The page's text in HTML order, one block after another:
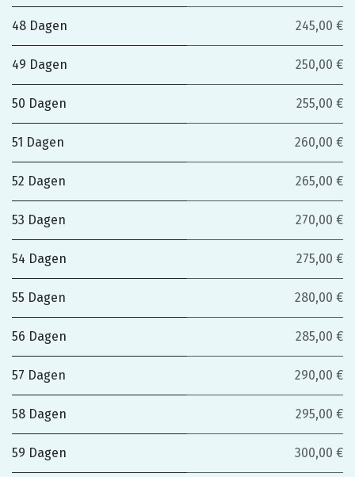
48 Dagen 245,00 €
49 Dagen 250,00 €
50 Dagen 255,00 €
51 Dagen 260,00 €
52 Dagen 265,00 €
53 Dagen 270,00 €
54 Dagen 275,00 €
55 Dagen 280,00 €
56 Dagen 285,00 €
57 Dagen 290,00 €
58 Dagen 295,00 €
59 Dagen 300,00 €